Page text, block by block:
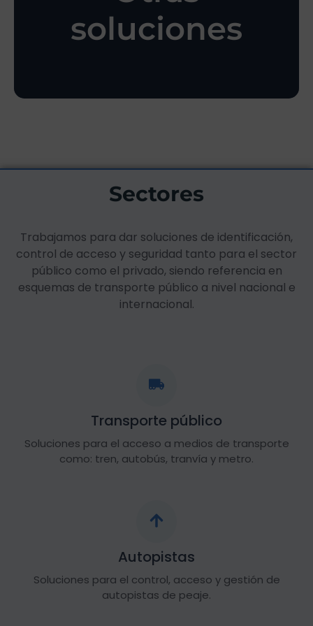
soluciones
software específico,
Sectores
Trabajamos para dar soluciones de identificación,
control de acceso y seguridad tanto para el sector
público como el privado, siendo referencia en
esquemas de transporte público a nivel nacional e
internacional.
Transporte público
Soluciones para el acceso a medios de transporte
como: tren, autobús, tranvía y metro.
Autopistas
Soluciones para el control, acceso y gestión de
autopistas de peaje.